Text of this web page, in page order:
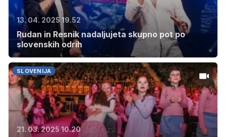
13. 04. 2025 19.52
Rudan in Resnik nadaljujeta skupno pot po
slovenskih odrih
SLOVENIJA
21. 03. 2025 10.20